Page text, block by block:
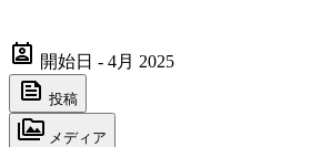
開始日 - 4月 2025
投稿
メディア